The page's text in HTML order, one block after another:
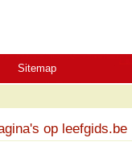
Sitemap
op leefgids.be